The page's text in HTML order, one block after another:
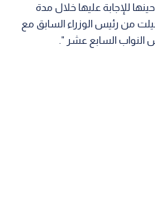
للإجابة عليها خلال مدة
من رئيس الوزراء السابق مع
النواب السابع عشر ".